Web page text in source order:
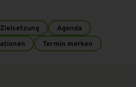
Agenda
Termin merken